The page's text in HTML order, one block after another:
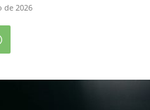
de 2026